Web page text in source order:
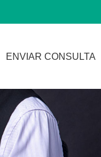
ENVIAR CONSULTA